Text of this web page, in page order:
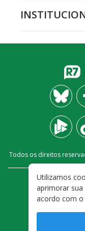
Todos os direitos
Utilizamos
aprimorar sua
acordo com o